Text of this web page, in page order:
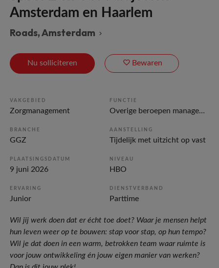
Amsterdam en Haarlem
Roads, Amsterdam
Nu solliciteren Bewaren
VAKGEBIED
Zorgmanagement
FUNCTIE
Overige beroepen management
BRANCHE
GGZ
AANSTELLING
Tijdelijk met uitzicht op vast
PLAATSINGSDATUM
9 juni 2026
NIVEAU
HBO
ERVARING
Junior
DIENSTVERBAND
Parttime
Wil jij werk doen dat er écht toe doet? Waar je mensen helpt
hun leven weer op te bouwen: stap voor stap, op hun tempo?
Wil je dat doen in een warm, betrokken team waar ruimte is
voor jouw ontwikkeling én jouw eigen manier van werken?